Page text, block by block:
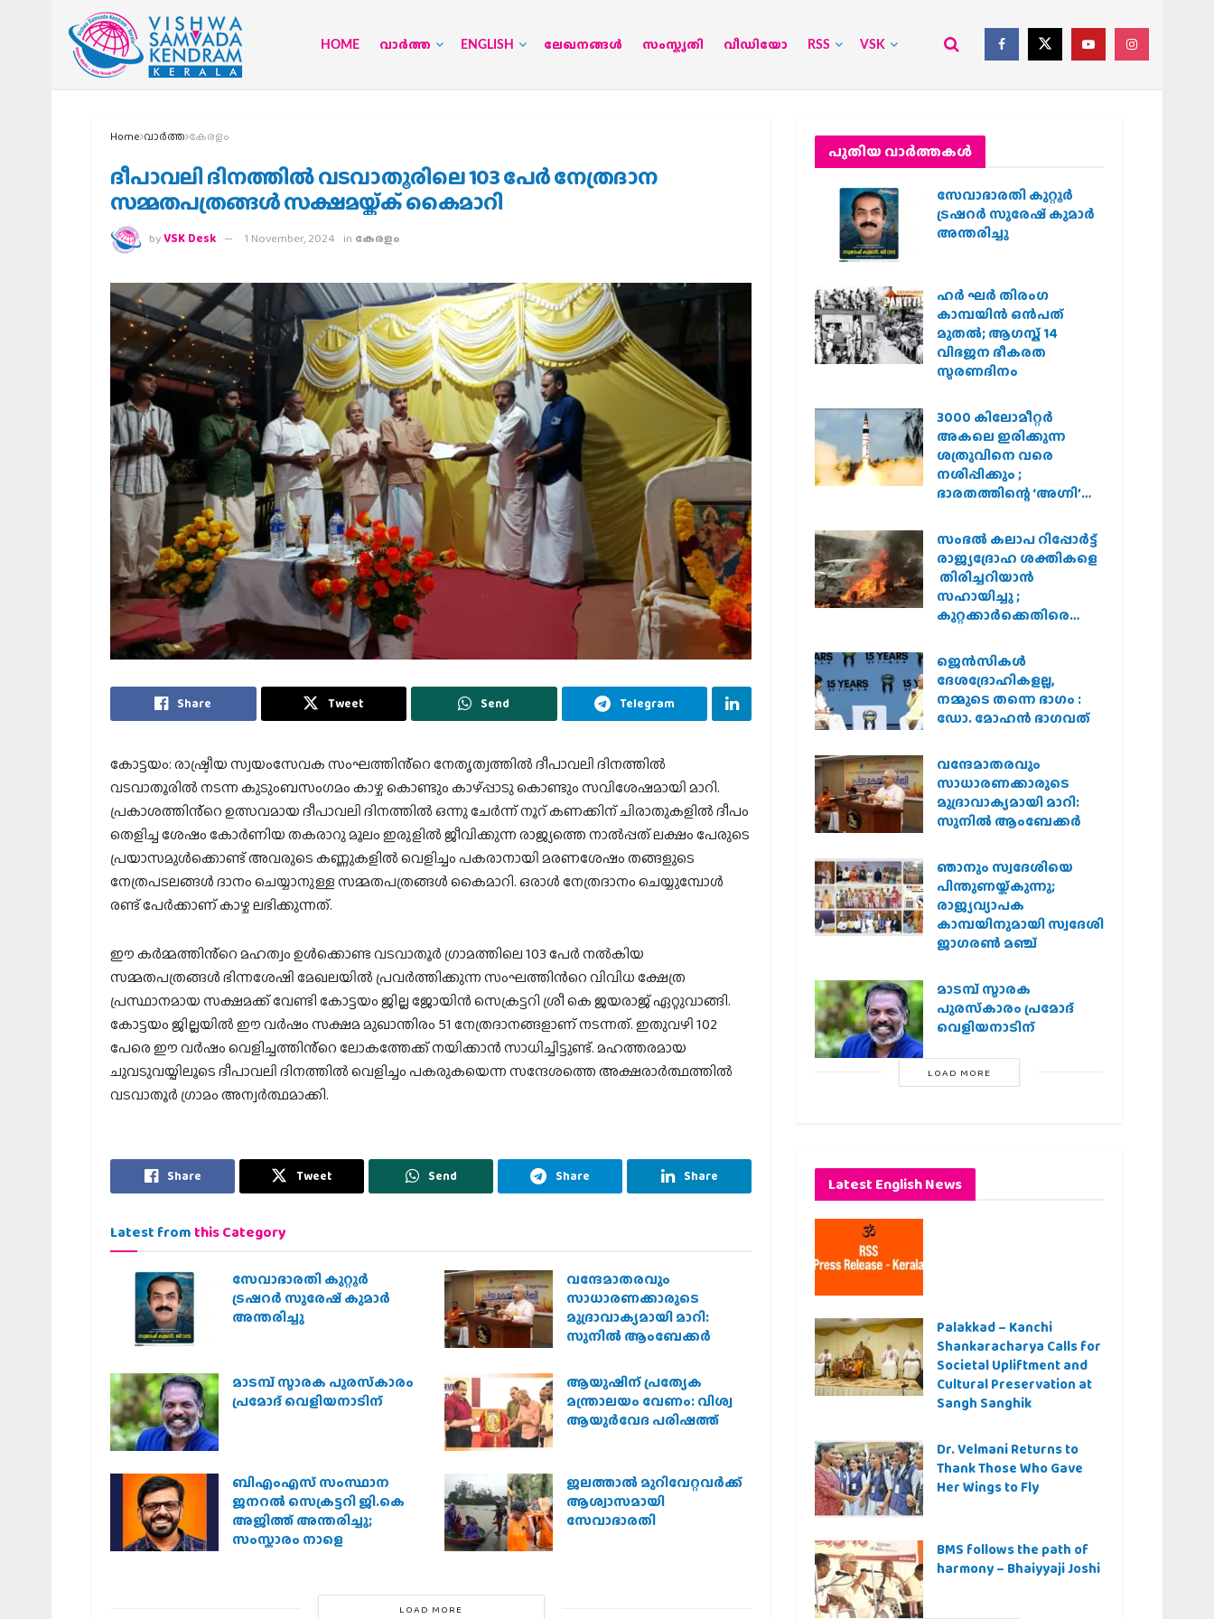
HOME വാര്‍ത്ത ENGLISH ലേഖനങ്ങള്‍ സംസ്കൃതി വീഡിയോ RSS VSK
Home വാര്‍ത്ത കേരളം
ദീപാവലി ദിനത്തിൽ വടവാതൂരിലെ 103 പേർ നേത്രദാന
സമ്മതപത്രങ്ങൾ സക്ഷമയ്ക്ക് കൈമാറി
byVSK Desk 1 November, 2024 in കേരളം
Share Tweet Send Telegram
കോട്ടയം: രാഷ്ട്രീയ സ്വയംസേവക സംഘത്തിൻ്റെ നേതൃത്വത്തിൽ ദീപാവലി ദിനത്തിൽ
വടവാതൂരിൽ നടന്ന കുടുംബസംഗമം കാഴ്ച കൊണ്ടും കാഴ്പ്പാടു കൊണ്ടും സവിശേഷമായി മാറി.
പ്രകാശത്തിൻ്റെ ഉത്സവമായ ദീപാവലി ദിനത്തിൽ ഒന്നു ചേർന്ന് നൂറ് കണക്കിന് ചിരാതുകളിൽ ദീപം
തെളിച്ച ശേഷം കോർണിയ തകരാറു മൂലം ഇരുളിൽ ജീവിക്കുന്ന രാജ്യത്തെ നാൽപ്പത് ലക്ഷം പേരുടെ
പ്രയാസമുൾക്കൊണ്ട് അവരുടെ കണ്ണുകളിൽ വെളിച്ചം പകരാനായി മരണശേഷം തങ്ങളുടെ
നേത്രപടലങ്ങൾ ദാനം ചെയ്യാനുള്ള സമ്മതപത്രങ്ങൾ കൈമാറി. ഒരാൾ നേത്രദാനം ചെയ്യുമ്പോൾ
രണ്ട് പേർക്കാണ് കാഴ്ച ലഭിക്കുന്നത്.
ഈ കർമ്മത്തിൻ്റെ മഹത്വം ഉൾക്കൊണ്ട വടവാതൂർ ഗ്രാമത്തിലെ 103 പേർ നൽകിയ
സമ്മതപത്രങ്ങൾ ഭിന്നശേഷി മേഖലയിൽ പ്രവർത്തിക്കുന്ന സംഘത്തിൻറെ വിവിധ ക്ഷേത്ര
പ്രസ്ഥാനമായ സക്ഷമക്ക് വേണ്ടി കോട്ടയം ജില്ല ജോയിൻ സെക്രട്ടറി ശ്രീ കെ ജയരാജ് ഏറ്റുവാങ്ങി.
കോട്ടയം ജില്ലയിൽ ഈ വർഷം സക്ഷമ മുഖാന്തിരം 51 നേത്രദാനങ്ങളാണ് നടന്നത്. ഇതുവഴി 102
പേരെ ഈ വർഷം വെളിച്ചത്തിൻ്റെ ലോകത്തേക്ക് നയിക്കാൻ സാധിച്ചിട്ടുണ്ട്. മഹത്തരമായ
ചുവടുവയ്പിലൂടെ ദീപാവലി ദിനത്തിൽ വെളിച്ചം പകരുകയെന്ന സന്ദേശത്തെ അക്ഷരാർത്ഥത്തിൽ
വടവാതൂർ ഗ്രാമം അന്വർത്ഥമാക്കി.
Share Tweet Send Share Share
Latest from this Category
സേവാഭാരതി കുറ്റൂർ
ട്രഷറർ സുരേഷ് കുമാർ
അന്തരിച്ചു
വന്ദേമാതരവും
സാധാരണക്കാരുടെ
മുദ്രാവാക്യമായി മാറി:
സുനിൽ ആംബേക്കർ
മാടമ്പ് സ്മാരക പുരസ്‌കാരം
പ്രമോദ് വെളിയനാടിന്
ആയുഷിന് പ്രത്യേക
മന്ത്രാലയം വേണം: വിശ്വ
ആയുര്‍വേദ പരിഷത്ത്
ബിഎംഎസ് സംസ്ഥാന
ജനറൽ സെക്രട്ടറി ജി.കെ
അജിത്ത് അന്തരിച്ചു;
സംസ്കാരം നാളെ
ജലത്താല്‍ മുറിവേറ്റവര്‍ക്ക്
ആശ്വാസമായി
സേവാഭാരതി
LOAD MORE
പുതിയ വാര്‍ത്തകള്‍
സേവാഭാരതി കുറ്റൂർ
ട്രഷറർ സുരേഷ് കുമാർ
അന്തരിച്ചു
ഹര്‍ ഘര്‍ തിരംഗ
കാമ്പയിന്‍ ഒന്‍പത്
മുതല്‍; ആഗസ്ത് 14
വിഭജന ഭീകരത
സ്മരണദിനം
3000 കിലോമീറ്റർ
അകലെ ഇരിക്കുന്ന
ശത്രുവിനെ വരെ
നശിപ്പിക്കും ;
ഭാരതത്തിന്റെ ‘അഗ്നി’
സംഭൽ കലാപ റിപ്പോർട്ട്
രാജ്യദ്രോഹ ശക്തികളെ
തിരിച്ചറിയാൻ
സഹായിച്ചു ;
കുറ്റക്കാർക്കെതിരെ
വേണമെന്ന് വിശ്വഹിന്ദു
പരിഷത്ത്
ജെന്‍സികള്‍
ദേശദ്രോഹികളല്ല,
നമ്മുടെ തന്നെ ഭാഗം :
ഡോ. മോഹന്‍ ഭാഗവത്
വന്ദേമാതരവും
സാധാരണക്കാരുടെ
മുദ്രാവാക്യമായി മാറി:
സുനിൽ ആംബേക്കർ
ഞാനും സ്വദേശിയെ
പിന്തുണയ്ക്കുന്നു;
രാജ്യവ്യാപക
കാമ്പയിനുമായി സ്വദേശി
ജാഗരണ്‍ മഞ്ച്
മാടമ്പ് സ്മാരക
പുരസ്‌കാരം പ്രമോദ്
വെളിയനാടിന്
LOAD MORE
Latest English News
Palakkad – Kanchi
Shankaracharya Calls for
Societal Upliftment and
Cultural Preservation at
Sangh Sanghik
Dr. Velmani Returns to
Thank Those Who Gave
Her Wings to Fly
BMS follows the path of
harmony – Bhaiyyaji Joshi